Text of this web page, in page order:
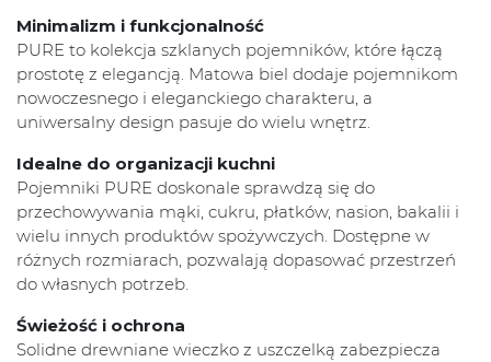
Minimalizm i funkcjonalność
PURE to kolekcja szklanych pojemników, które łączą
prostotę z elegancją. Matowa biel dodaje pojemnikom
nowoczesnego i eleganckiego charakteru, a
uniwersalny design pasuje do wielu wnętrz.
Idealne do organizacji kuchni
Pojemniki PURE doskonale sprawdzą się do
przechowywania mąki, cukru, płatków, nasion, bakalii i
wielu innych produktów spożywczych. Dostępne w
różnych rozmiarach, pozwalają dopasować przestrzeń
do własnych potrzeb.
Świeżość i ochrona
Solidne drewniane wieczko z uszczelką zabezpiecza